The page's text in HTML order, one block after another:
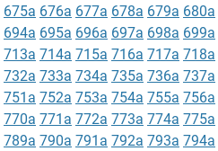
675a 676a 677a 678a 679a 680a
694a 695a 696a 697a 698a 699a
713a 714a 715a 716a 717a 718a
732a 733a 734a 735a 736a 737a
751a 752a 753a 754a 755a 756a
770a 771a 772a 773a 774a 775a
789a 790a 791a 792a 793a 794a